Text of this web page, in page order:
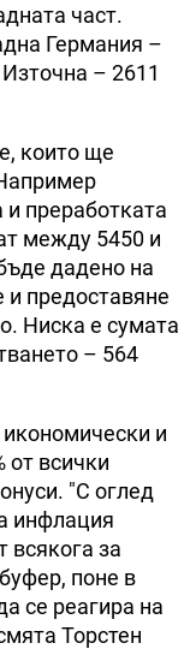
част.
Германия –
– 2611
които ще
преработката
между 5450 и
дадено на
и предоставяне
Ниска е сумата
– 564
и
от всички
"С оглед
инфлация
всякога за
поне в
се реагира на
Торстен